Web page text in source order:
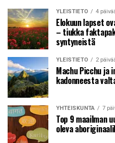
YLEISTIETO 4
Elokuun lapset
– tiukka
syntyneistä
YLEISTIETO 2
Machu Picchu
kadonneesta
YHTEISKUNTA 7
Top 9 maailman
oleva